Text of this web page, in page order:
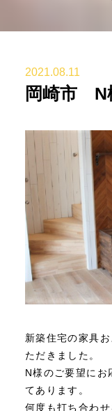
2021.08.11
岡崎市 N
新築住宅の家具
ただきました。
N様のご要望にお
てあります。
何度も打ち合わ